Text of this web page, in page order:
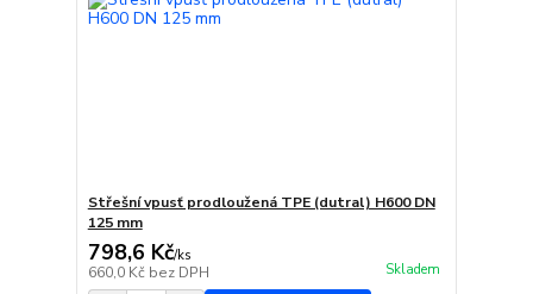
Střešní vpusť prodloužená TPE (dutral) H600 DN
125 mm
798,6 Kč/ks
660,0 Kč bez DPH Skladem